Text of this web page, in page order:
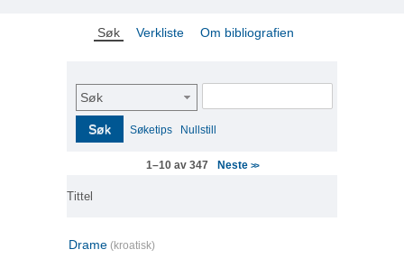
Søk Verkliste Om bibliografien
Søk
Søk Søketips Nullstill
1–10 av 347 Neste >>
Tittel
Drame (kroatisk)